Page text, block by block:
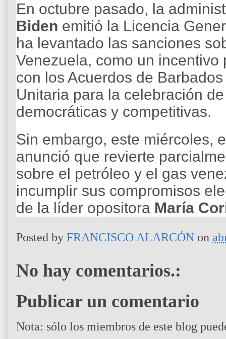
En octubre pasado, la
Biden emitió la Licencia
ha levantado las sanciones
Venezuela, como un
con los Acuerdos de
Unitaria para la celebración
democráticas y competitivas.
Sin embargo, este miércoles,
anunció que revierte
sobre el petróleo y el gas
incumplir sus compromisos
de la líder opositora María
Posted by FRANCISCO ALARCÓN on
No hay comentarios.:
Publicar un comentario
Nota: sólo los miembros de este blog